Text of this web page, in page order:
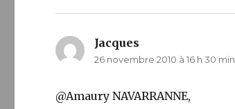
Jacques
26 novembre 2010 à 16 h 30 min
@Amaury NAVARRANNE,